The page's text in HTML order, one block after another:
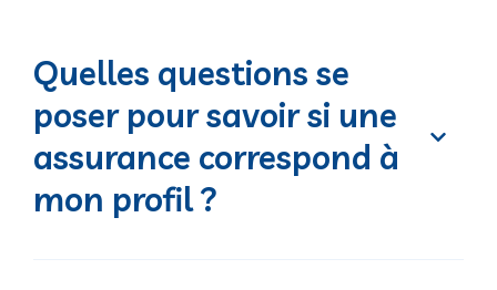
Quelles questions se
poser pour savoir si une
assurance correspond à
mon profil ?